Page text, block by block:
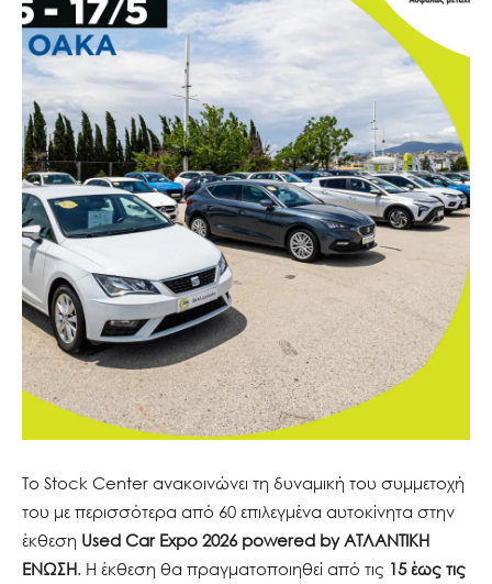
Το Stock Center ανακοινώνει τη δυναμική του συμμετοχή
του με περισσότερα από 60 επιλεγμένα αυτοκίνητα στην
έκθεση Used Car Expo 2026 powered by ΑΤΛΑΝΤΙΚΗ
ΕΝΩΣΗ. Η έκθεση θα πραγματοποιηθεί από τις 15 έως τις